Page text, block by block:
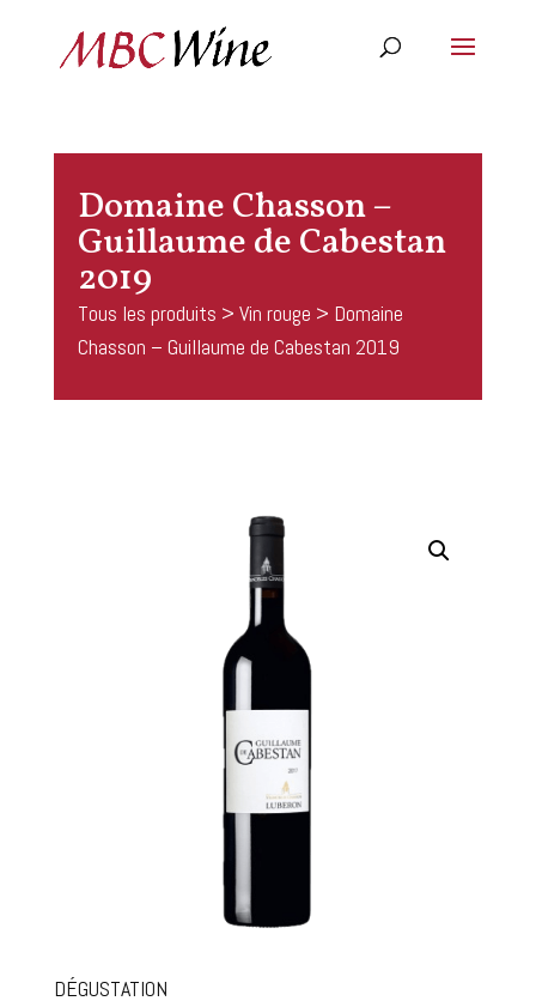
Domaine Chasson –
Guillaume de Cabestan
2019
Tous les produits > Vin rouge > Domaine
Chasson – Guillaume de Cabestan 2019
DÉGUSTATION